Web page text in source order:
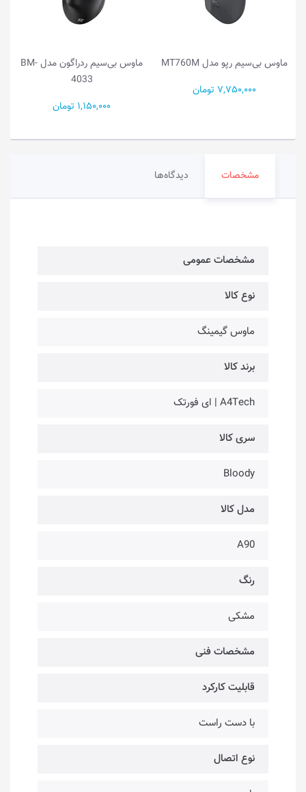
ماوس بی‌سیم رپو مدل MT760M
7,750,000 تومان
ماوس بی‌سیم ردراگون مدل BM-
4033
1,150,000 تومان
مشخصات دیدگاه‌ها
مشخصات عمومی
نوع کالا
ماوس گیمینگ
برند کالا
A4Tech | ای فورتک
سری کالا
Bloody
مدل کالا
A90
رنگ
مشکی
مشخصات فنی
قابلیت کارکرد
با دست راست
نوع اتصال